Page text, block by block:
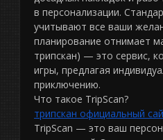
в персонализации.
учитывают все ваши
планирование отнимает
трипскан) — это сервис,
игры, предлагая
приключению.
Что такое TripScan?
трипскан официальный
TripScan — это ваш